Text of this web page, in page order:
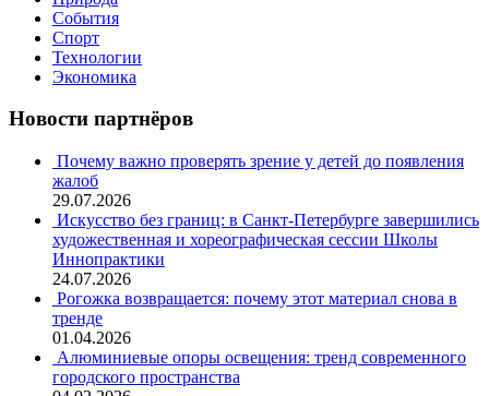
События
Спорт
Технологии
Экономика
Новости партнёров
Почему важно проверять зрение у детей до появления
жалоб
29.07.2026
Искусство без границ: в Санкт-Петербурге завершились
художественная и хореографическая сессии Школы
Иннопрактики
24.07.2026
Рогожка возвращается: почему этот материал снова в
тренде
01.04.2026
Алюминиевые опоры освещения: тренд современного
городского пространства